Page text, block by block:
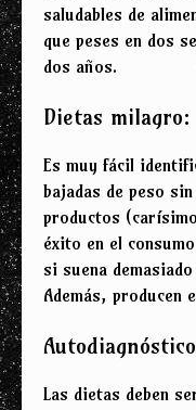
saludables de
que peses en dos
dos años.
Dietas milagro:
Es muy fácil
bajadas de peso
productos
éxito en el
si suena
Además, producen
Las dietas deben